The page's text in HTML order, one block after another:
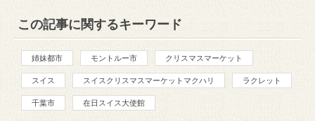
この記事に関するキーワード
姉妹都市 モントルー市 クリスマスマーケット
スイス スイスクリスマスマーケットマクハリ ラクレット
千葉市 在日スイス大使館